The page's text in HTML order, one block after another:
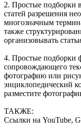
2. Простые подборки
статей разрешения
многозначным
также
организовывать
4. Простые подборки
сопровождающего
фотографию или
энциклопедический
разместите
ТАКЖЕ:
Ссылки на YouTube,